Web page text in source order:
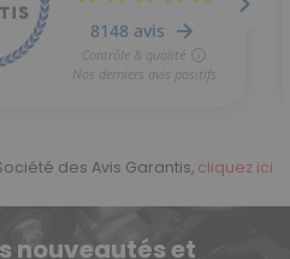
des Avis Garantis, cliquez ici
nouveautés et